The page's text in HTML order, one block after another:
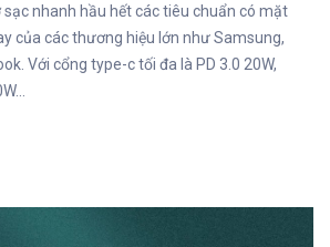
sạc nhanh hầu hết các tiêu chuẩn có mặt
của các thương hiệu lớn như Samsung,
Với cổng type-c tối đa là PD 3.0 20W,